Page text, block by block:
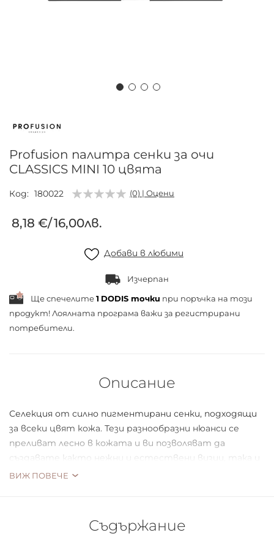
началото
галерия
със
снимки
Profusion палитра сенки за очи
CLASSICS MINI 10 цвята
Код 180022 (0) | Оцени
8,18 €/16,00лв.
Добави в любими
Изчерпан
Ще спечелите1 DODIS точки при поръчка на този
продукт! Лоялната програма важи за регистрирани
потребители.
Описание
Селекция от силно пигментирани сенки, подходящи
за всеки цвят кожа. Тези разнообразни нюанси се
преливат лесно в кожата и ви позволяват да
създавате както нежни и естествени визии, така и
цветни и по-смели такива. Възможностите са
ВИЖ ПОВЕЧЕ
Съдържание